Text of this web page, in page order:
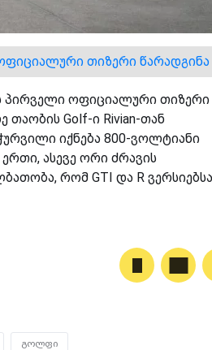
თიზერი წარადგინა
პირველი ოფიციალური თიზერი
თაობის Golf-ი Rivian-თან
იქნება 800-ვოლტიანი
ასევე ორი ძრავის
რომ GTI და R
გოლფი